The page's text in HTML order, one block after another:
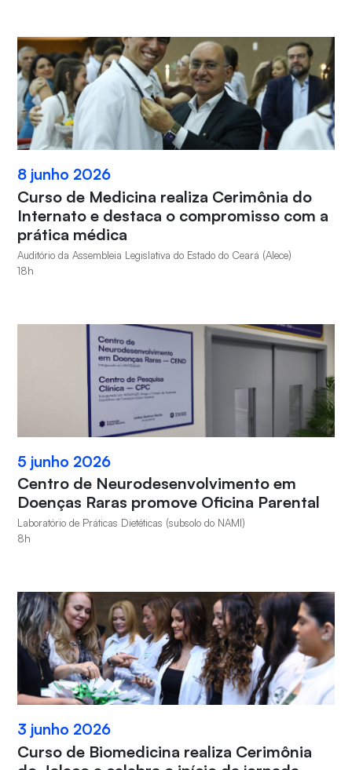
8 junho 2026
Curso de Medicina realiza Cerimônia do
Internato e destaca o compromisso com a
prática médica
Auditório da Assembleia Legislativa do Estado do Ceará (Alece)
18h
5 junho 2026
Centro de Neurodesenvolvimento em
Doenças Raras promove Oficina Parental
Laboratório de Práticas Dietéticas (subsolo do NAMI)
8h
3 junho 2026
Curso de Biomedicina realiza Cerimônia